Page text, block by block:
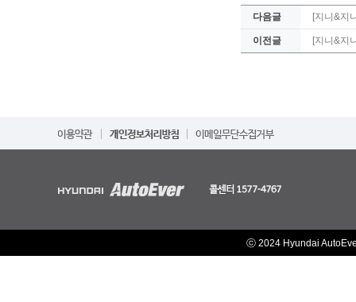
다음글 [지니&지
이전글 [지니&지
ⓒ 2024 Hyundai